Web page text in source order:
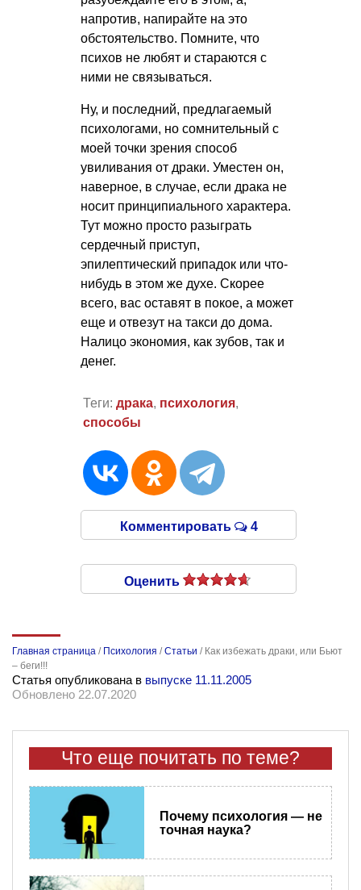
напротив, напирайте на это
обстоятельство. Помните, что
психов не любят и стараются с
ними не связываться.
Ну, и последний, предлагаемый
психологами, но сомнительный с
моей точки зрения способ
увиливания от драки. Уместен он,
наверное, в случае, если драка не
носит принципиального характера.
Тут можно просто разыграть
сердечный приступ,
эпилептический припадок или что-
нибудь в этом же духе. Скорее
всего, вас оставят в покое, а может
еще и отвезут на такси до дома.
Налицо экономия, как зубов, так и
денег.
Теги: драка, психология,
способы
Комментировать 4
Оценить
Главная страница / Психология /Статьи / Как избежать драки, или Бьют
– беги!!!
Статья опубликована в выпуске 11.11.2005
Обновлено 22.07.2020
Что еще почитать по теме?
Почему психология — не
точная наука?